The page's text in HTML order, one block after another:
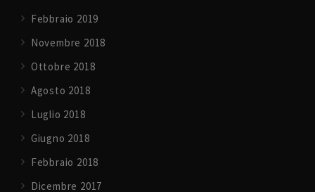
Febbraio 2019
Novembre 2018
Ottobre 2018
Agosto 2018
Luglio 2018
Giugno 2018
Febbraio 2018
Dicembre 2017